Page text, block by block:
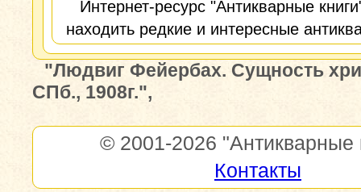
Интернет-ресурс "Антикварные
находить редкие и интересные
"Людвиг Фейербах. Сущность
СПб., 1908г.",
© 2001-2026 "Антикварные
Контакты